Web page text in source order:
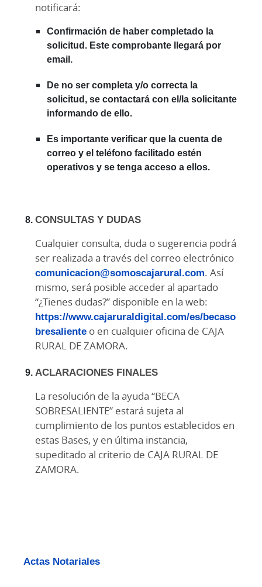
notificará:
Confirmación de haber completado la
solicitud. Este comprobante llegará por
email.
De no ser completa y/o correcta la
solicitud, se contactará con el/la solicitante
informando de ello.
Es importante verificar que la cuenta de
correo y el teléfono facilitado estén
operativos y se tenga acceso a ellos.
CONSULTAS Y DUDAS
Cualquier consulta, duda o sugerencia podrá
ser realizada a través del correo electrónico
comunicacion@somoscajarural.com. Así
mismo, será posible acceder al apartado
“¿Tienes dudas?” disponible en la web:
https://www.cajaruraldigital.com/es/becaso
bresaliente o en cualquier oficina de CAJA
RURAL DE ZAMORA.
ACLARACIONES FINALES
La resolución de la ayuda “BECA
SOBRESALIENTE” estará sujeta al
cumplimiento de los puntos establecidos en
estas Bases, y en última instancia,
supeditado al criterio de CAJA RURAL DE
ZAMORA.
Actas Notariales